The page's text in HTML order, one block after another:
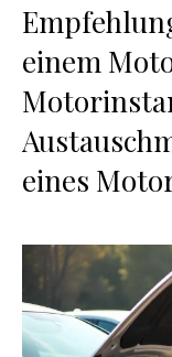
einem
eines